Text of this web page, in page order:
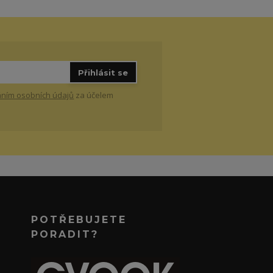
Přihlásit se
osobních údajů za účelem
POTŘEBUJETE
PORADIT?